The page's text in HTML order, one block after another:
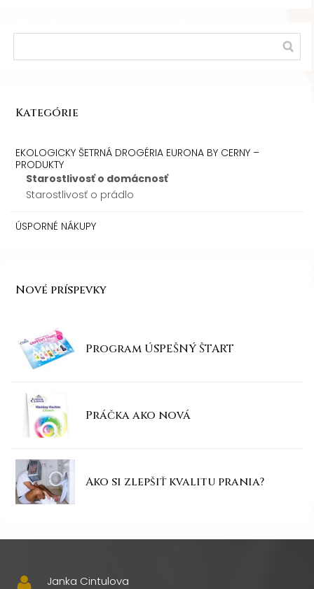
Kategórie
EKOLOGICKY ŠETRNÁ DROGÉRIA EURONA BY CERNY –
PRODUKTY
Starostlivosť o domácnosť
Starostlivosť o prádlo
ÚSPORNÉ NÁKUPY
Nové príspevky
Program ÚSPEŠNÝ ŠTART
Práčka ako nová
Ako si zlepšiť kvalitu prania?
Janka Cintulova